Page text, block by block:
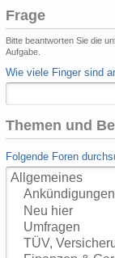
Frage
Bitte beantworten Sie die
Aufgabe.
Wie viele Finger sind
Themen und
Folgende Foren